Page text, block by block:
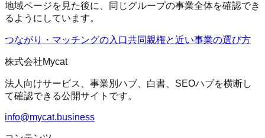
地域ページを見た後に、同じグループの事業全体を確認でき
るようにしています。
つながり・マッチングの入口共同親権と近い事業の選び方
株式会社Mycat
法人向けサービス、事業別ハブ、白書、SEOハブを横断し
て確認できる公開サイトです。
info@mycat.business